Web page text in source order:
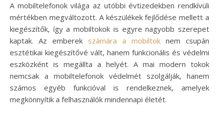
A mobiltelefonok világa az utóbbi évtizedekben rendkívüli
mértékben megváltozott. A készülékek fejlődése mellett a
kiegészítők, így a mobiltokok is egyre nagyobb szerepet
kaptak. Az emberek számára a mobiltok nem csupán
esztétikai kiegészítővé vált, hanem funkcionális és védelmi
eszközként is megállta a helyét. A mai modern tokok
nemcsak a mobiltelefonok védelmét szolgálják, hanem
számos egyéb funkcióval is rendelkeznek, amelyek
megkönnyítik a felhasználók mindennapi életét.